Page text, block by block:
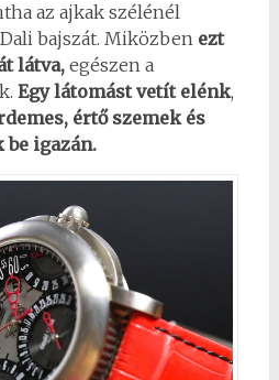
az ajkak szélénél
bajszát. Miközben ezt
látva, egészen a
Egy látomást vetít elénk,
értő szemek és
igazán.